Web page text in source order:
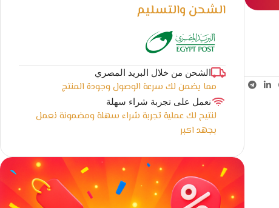
الشحن والتسليم
الشحن من خلال البريد المصري
مما يضمن لك سرعة الوصول وجودة المنتج
نعمل على تجربة شراء سهلة
لنتيح لك عملية تجربة شراء سهلة ومضمونة نعمل
بجهد اكبر